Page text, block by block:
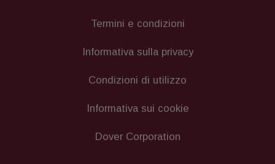
Termini e condizioni
Informativa sulla privacy
Condizioni di utilizzo
Informativa sui cookie
Dover Corporation